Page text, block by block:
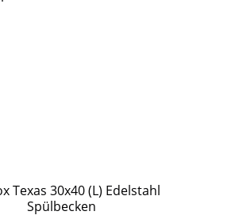
Texas 30x40 (L) Edelstahl
Spülbecken